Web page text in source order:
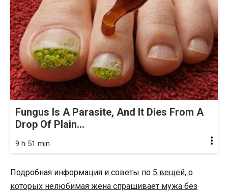
Fungus Is A Parasite, And It Dies From A
Drop Of Plain...
9 h 51 min
Подробная информация и советы по 5 вещей, о
которых нелюбимая жена спрашивает мужа без